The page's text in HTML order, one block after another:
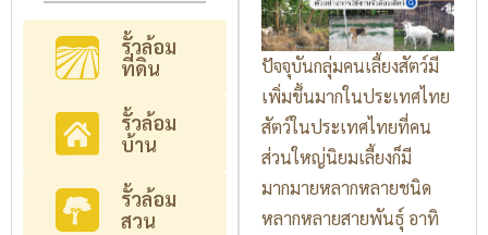
รั้วล้อม
ที่ดิน
รั้วล้อม
บ้าน
รั้วล้อม
สวน
ปัจจุบันกลุ่มคนเลี้ยงสัตว์มี
เพิ่มขึ้นมากในประเทศไทย
สัตว์ในประเทศไทยที่คน
ส่วนใหญ่นิยมเลี้ยงก็มี
มากมายหลากหลายชนิด
หลากหลายสายพันธุ์ อาทิ